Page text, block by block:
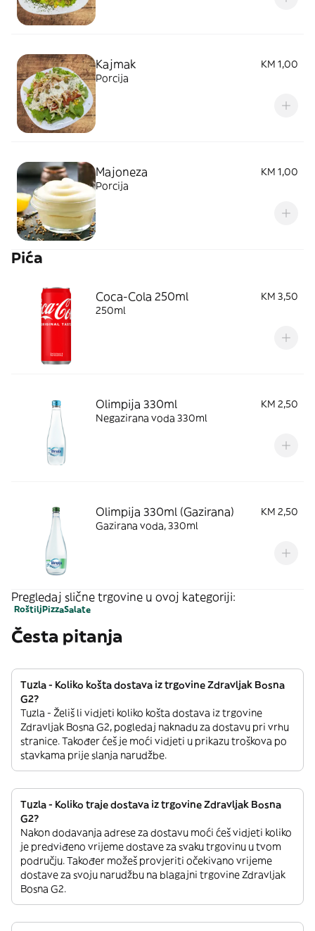
Kajmak
KM 1,00
Porcija
Majoneza
KM 1,00
Porcija
Pića
Coca-Cola 250ml
KM 3,50
250ml
Olimpija 330ml
KM 2,50
Negazirana voda 330ml
Olimpija 330ml (Gazirana)
KM 2,50
Gazirana voda, 330ml
Pregledaj slične trgovine u ovoj kategoriji:
RoštiljPizzaSalate
Česta pitanja
Tuzla - Koliko košta dostava iz trgovine Zdravljak Bosna
G2?
Tuzla - Želiš li vidjeti koliko košta dostava iz trgovine
Zdravljak Bosna G2, pogledaj naknadu za dostavu pri vrhu
stranice. Također ćeš je moći vidjeti u prikazu troškova po
stavkama prije slanja narudžbe.
Tuzla - Koliko traje dostava iz trgovine Zdravljak Bosna
G2?
Nakon dodavanja adrese za dostavu moći ćeš vidjeti koliko
je predviđeno vrijeme dostave za svaku trgovinu u tvom
području. Također možeš provjeriti očekivano vrijeme
dostave za svoju narudžbu na blagajni trgovine Zdravljak
Bosna G2.